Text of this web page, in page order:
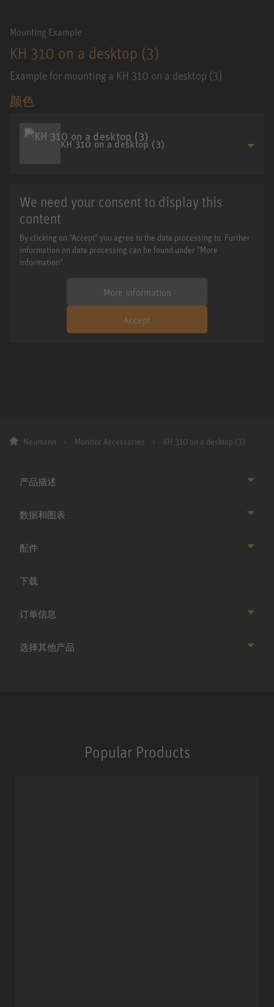
Mounting Example
KH 310 on a desktop (3)
Example for mounting a KH 310 on a desktop (3)
颜色
KH 310 on a desktop (3)
We need your consent to display this
content
By clicking on "Accept" you agree to the data processing to. Further
information on data processing can be found under "More
information".
More information
Accept
Neumann Monitor Accessories KH 310 on a desktop (3)
产品描述
数据和图表
配件
下载
订单信息
选择其他产品
Popular Products